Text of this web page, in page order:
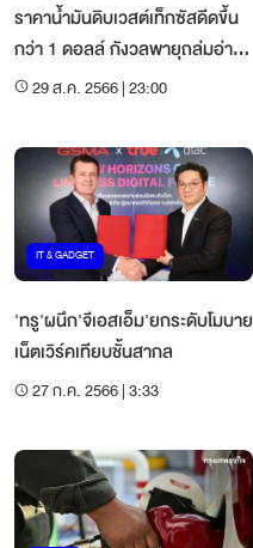
ราคาน้ำมันดิบเวสต์เท็กซัสดีดขึ้น
กว่า 1 ดอลล์ กังวลพายุถล่มอ่าว
เม็กซิโก
29 ส.ค. 2566 | 23:00
IT & GADGET
'ทรู'ผนึก'จีเอสเอ็ม'ยกระดับโมบาย
เน็ตเวิร์คเทียบชั้นสากล
27 ก.ค. 2566 | 3:33